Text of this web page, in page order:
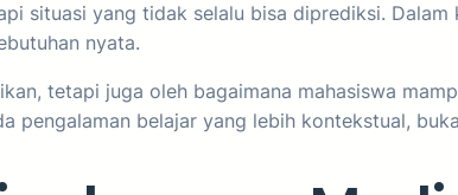
situasi yang tidak selalu bisa diprediksi.
nyata.
tetapi juga oleh bagaimana mahasiswa
pengalaman belajar yang lebih kontekstual,